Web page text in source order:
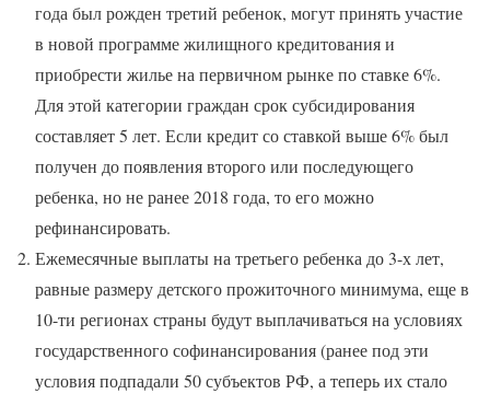
года был рожден третий ребенок, могут принять участие
в новой программе жилищного кредитования и
приобрести жилье на первичном рынке по ставке 6%.
Для этой категории граждан срок субсидирования
составляет 5 лет. Если кредит со ставкой выше 6% был
получен до появления второго или последующего
ребенка, но не ранее 2018 года, то его можно
рефинансировать.
Ежемесячные выплаты на третьего ребенка до 3-х лет,
равные размеру детского прожиточного минимума, еще в
10-ти регионах страны будут выплачиваться на условиях
государственного софинансирования (ранее под эти
условия подпадали 50 субъектов РФ, а теперь их стало